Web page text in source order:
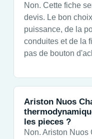
Non. Cette fiche
devis. Le bon
puissance, de la
conduites et de la
pas de bouton
Ariston Nuos
les pieces ?
Non. Ariston Nuos